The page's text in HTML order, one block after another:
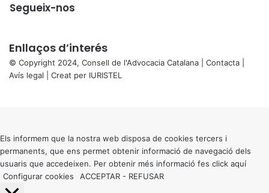
Segueix-nos
Enllaços d’interés
© Copyright 2024, Consell de l'Advocacia Catalana | Contacta
Avís legal | Creat per IURISTEL
button
Els informem que la nostra web disposa de cookies tercers i
permanents, que ens permet obtenir informació de navegació dels
usuaris que accedeixen. Per obtenir més informació fes click aquí
Configurar cookies
ACCEPTAR - REFUSAR